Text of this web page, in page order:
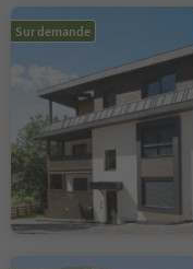
Sur demande